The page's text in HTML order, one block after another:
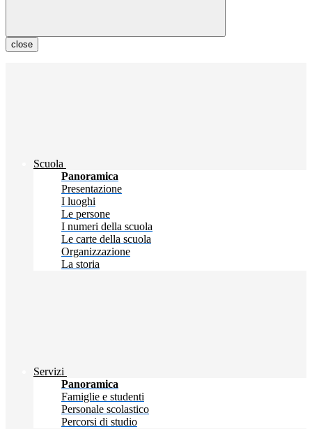
close
Scuola
Panoramica
Presentazione
I luoghi
Le persone
I numeri della scuola
Le carte della scuola
Organizzazione
La storia
Servizi
Panoramica
Famiglie e studenti
Personale scolastico
Percorsi di studio